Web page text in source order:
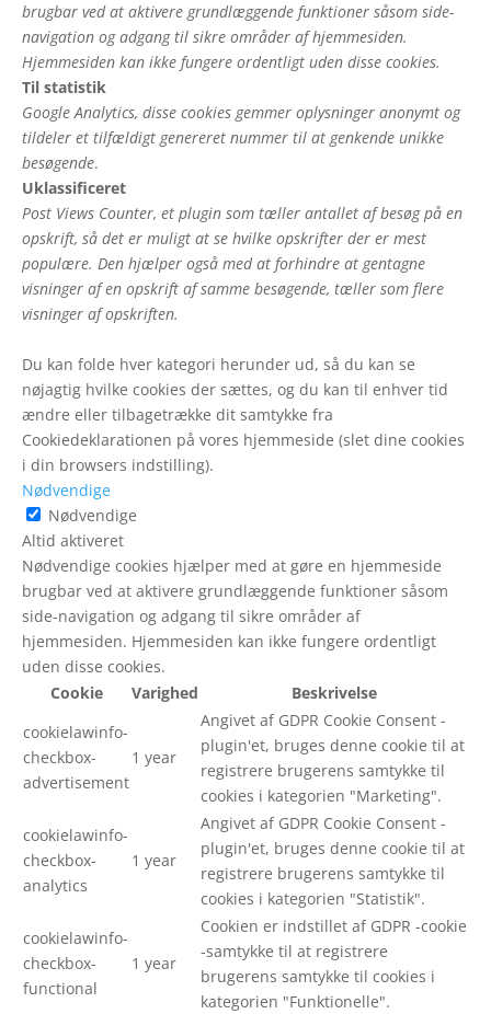
brugbar ved at aktivere grundlæggende funktioner såsom side-
navigation og adgang til sikre områder af hjemmesiden.
Hjemmesiden kan ikke fungere ordentligt uden disse cookies.
Til statistik
Google Analytics, disse cookies gemmer oplysninger anonymt og
tildeler et tilfældigt genereret nummer til at genkende unikke
besøgende.
Uklassificeret
Post Views Counter, et plugin som tæller antallet af besøg på en
opskrift, så det er muligt at se hvilke opskrifter der er mest
populære. Den hjælper også med at forhindre at gentagne
visninger af en opskrift af samme besøgende, tæller som flere
visninger af opskriften.
Du kan folde hver kategori herunder ud, så du kan se
nøjagtig hvilke cookies der sættes, og du kan til enhver tid
ændre eller tilbagetrække dit samtykke fra
Cookiedeklarationen på vores hjemmeside (slet dine cookies
i din browsers indstilling).
Nødvendige
Nødvendige
Altid aktiveret
Nødvendige cookies hjælper med at gøre en hjemmeside
brugbar ved at aktivere grundlæggende funktioner såsom
side-navigation og adgang til sikre områder af
hjemmesiden. Hjemmesiden kan ikke fungere ordentligt
uden disse cookies.
Cookie
Varighed
Beskrivelse
cookielawinfo-
checkbox-
advertisement
1 year
Angivet af GDPR Cookie Consent -
plugin'et, bruges denne cookie til at
registrere brugerens samtykke til
cookies i kategorien "Marketing".
cookielawinfo-
checkbox-
analytics
1 year
Angivet af GDPR Cookie Consent -
plugin'et, bruges denne cookie til at
registrere brugerens samtykke til
cookies i kategorien "Statistik".
cookielawinfo-
checkbox-
functional
1 year
Cookien er indstillet af GDPR -cookie
-samtykke til at registrere
brugerens samtykke til cookies i
kategorien "Funktionelle".